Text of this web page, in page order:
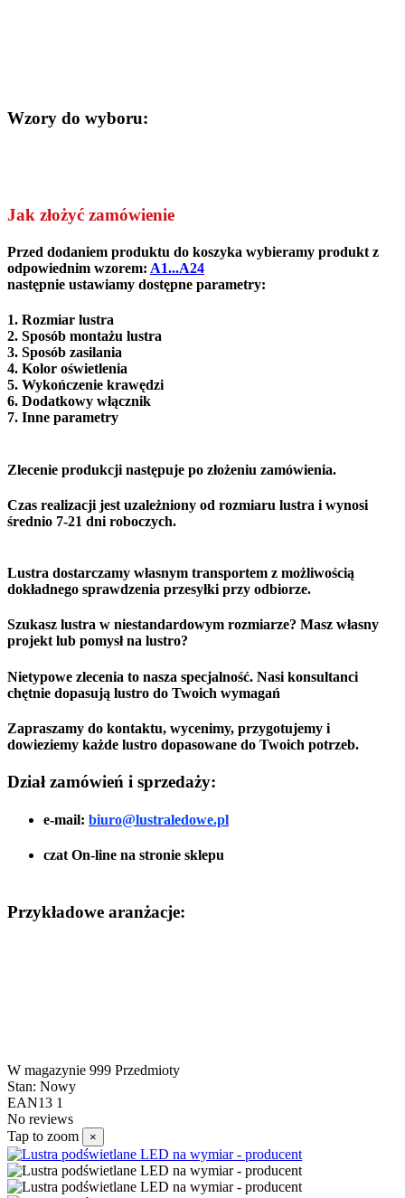
Wzory do wyboru:
Jak złożyć zamówienie
Przed dodaniem produktu do koszyka wybieramy produkt z
odpowiednim wzorem: A1...A24
następnie ustawiamy dostępne parametry:
1. Rozmiar lustra
2. Sposób montażu lustra
3. Sposób zasilania
4. Kolor oświetlenia
5. Wykończenie krawędzi
6. Dodatkowy włącznik
7. Inne parametry
Zlecenie produkcji następuje po złożeniu zamówienia.
Czas realizacji jest uzależniony od rozmiaru lustra i wynosi
średnio 7-21 dni roboczych.
Lustra dostarczamy własnym transportem z możliwością
dokładnego sprawdzenia przesyłki przy odbiorze.
Szukasz lustra w niestandardowym rozmiarze? Masz własny
projekt lub pomysł na lustro?
Nietypowe zlecenia to nasza specjalność. Nasi konsultanci
chętnie dopasują lustro do Twoich wymagań
Zapraszamy do kontaktu, wycenimy, przygotujemy i
dowieziemy każde lustro dopasowane do Twoich potrzeb.
Dział zamówień i sprzedaży:
e-mail: biuro@lustraledowe.pl
czat On-line na stronie sklepu
Przykładowe aranżacje:
W magazynie 999 Przedmioty
Stan: Nowy
EAN13 1
No reviews
Tap to zoom
×